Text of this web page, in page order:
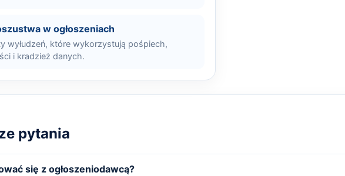
w ogłoszeniach
wyłudzeń, które wykorzystują pośpiech,
i kradzież danych.
pytania
się z ogłoszeniodawcą?